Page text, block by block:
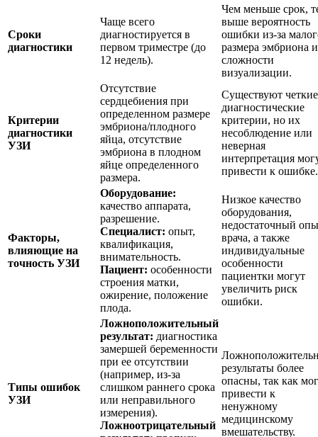
Сроки
диагностики
Чаще всего
диагностируется в
первом триместре (до
12 недель).
Чем меньше срок,
выше вероятность
ошибки из-за
размера эмбриона и
сложности
визуализации.
Критерии
диагностики
УЗИ
Отсутствие
сердцебиения при
определенном размере
эмбриона/плодного
яйца, отсутствие
эмбриона в плодном
яйце определенного
размера.
Существуют четкие
диагностические
критерии, но их
несоблюдение или
неверная
интерпретация
привести к ошибке.
Факторы,
влияющие на
точность УЗИ
Оборудование:
качество аппарата,
разрешение.
Специалист: опыт,
квалификация,
внимательность.
Пациент: особенности
строения матки,
ожирение, положение
плода.
Низкое качество
оборудования,
недостаточный
врача, а также
индивидуальные
особенности
пациентки могут
увеличить риск
ошибки.
Типы ошибок
УЗИ
Ложноположительный
результат: диагностика
замершей беременности
при ее отсутствии
(например, из-за
слишком раннего срока
или неправильного
измерения).
Ложноотрицательный
результаты более
опасны, так как
привести к
ненужному
медицинскому
вмешательству.